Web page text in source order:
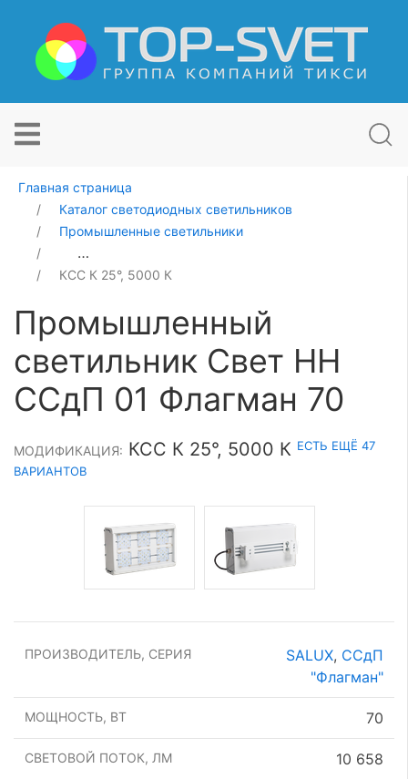
Главная страница
Каталог светодиодных светильников
Промышленные светильники
Промышленный светильник Свет НН ССдП 01
КСС К 25°, 5000 К
Промышленный
светильник Свет НН
ССдП 01 Флагман 70
МОДИФИКАЦИЯ: КСС К 25°, 5000 К ЕСТЬ ЕЩЁ 47
ВАРИАНТОВ
ПРОИЗВОДИТЕЛЬ, СЕРИЯ SALUX, ССдП
"Флагман"
МОЩНОСТЬ, ВТ 70
СВЕТОВОЙ ПОТОК, ЛМ 10 658